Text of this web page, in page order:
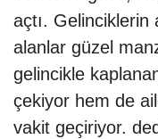
açtı. Gelinciklerin
alanlar güzel
gelincikle
çekiyor hem de
vakit geçiriyor.